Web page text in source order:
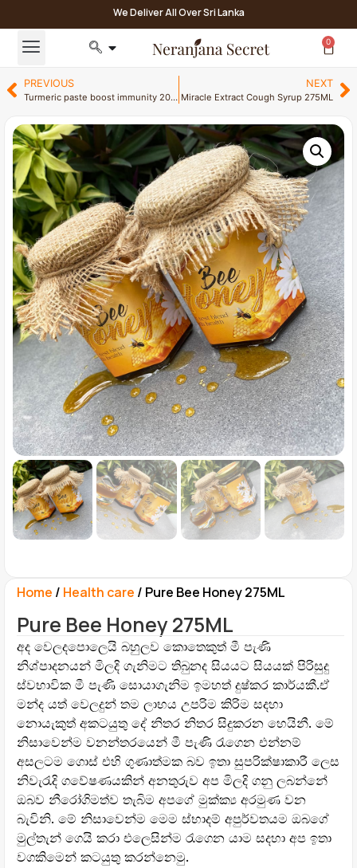
We Deliver All Over Sri Lanka
0
PREVIOUS
Turmeric paste boost immunity 200G
NEXT
Miracle Extract Cough Syrup 275ML
Home / Health care / Pure Bee Honey 275ML
Pure Bee Honey 275ML
අද වෙලදපොලෙයි බහුලව කොතෙකුත් මී පැණි
නිශ්පාදනයන් මිලදි ගැනිමට තිබුනද සියයට සියයක් පිරිසුදු
ස්වභාවික මී පැණි සොයාගැනිම ඉමහත් දුෂ්කර කාර්යකී.ඒ
මන්ද යත් වෙලදුන් තම ලාභය උපරිම කිරිම සදහා
නොයැකුත් අකටයුතු දේ නිතර නිතර සිදුකරන හෙයිනී. මේ
නිසාවෙන්ම වනන්තරයෙන් මී පැණි රැගෙන එන්නම්
අසලටම ගොස් එහි ගුණාත්මක බව ඉතා සුපරික්ෂාකාරී ලෙස
නිවැරැදි ගවේෂණයකින් අනතුරුව අප මිලදි ගනු ලබන්නේ
ඔබව නීරෝගිමත්ව තැබිම අපගේ මුක්ක්‍ය අරමුණ වන
බැවිනි. මේ නිසාවෙන්ම මෙම ස්භාදම් අපුර්වතයම ඔබගේ
මුල්තැන් ගෙයි කරා එලෙසින්ම රැගෙන යාම සදහා අප ඉතා
වගකිමෙන් කටයුතු කරන්නෙමු.